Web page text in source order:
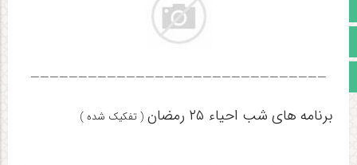
مجوز سایت
———————————————————————————————
برنامه های شب احیاء ۲۵ رمضان ( تفکیک شده )